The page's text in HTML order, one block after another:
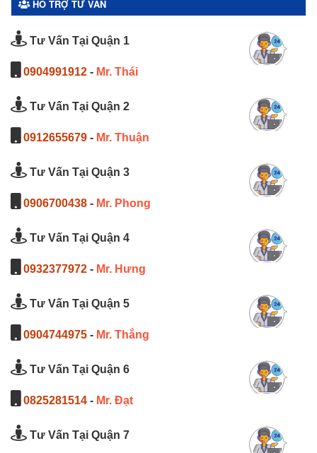
HỖ TRỢ TƯ VẤN
Tư Vấn Tại Quận 1
0904991912 - Mr. Thái
Tư Vấn Tại Quận 2
0912655679 - Mr. Thuận
Tư Vấn Tại Quận 3
0906700438 - Mr. Phong
Tư Vấn Tại Quận 4
0932377972 - Mr. Hưng
Tư Vấn Tại Quận 5
0904744975 - Mr. Thắng
Tư Vấn Tại Quận 6
0825281514 - Mr. Đạt
Tư Vấn Tại Quận 7